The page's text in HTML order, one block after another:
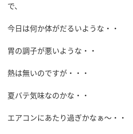
で、
今日は何か体がだるいような・・
胃の調子が悪いような・・
熱は無いのですが・・・
夏バテ気味なのかな・・
エアコンにあたり過ぎかなぁ～・・